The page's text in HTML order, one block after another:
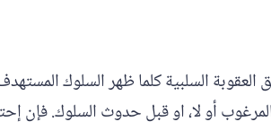
السلبية كلما ظهر السلوك
أو لا، او قبل حدوث السلوك. فإن